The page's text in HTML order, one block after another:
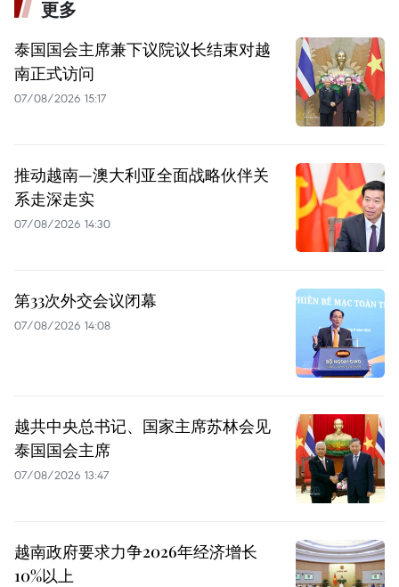
更多
泰国国会主席兼下议院议长结束对越
南正式访问
07/08/2026 15:17
推动越南—澳大利亚全面战略伙伴关
系走深走实
07/08/2026 14:30
第33次外交会议闭幕
07/08/2026 14:08
越共中央总书记、国家主席苏林会见
泰国国会主席
07/08/2026 13:47
越南政府要求力争2026年经济增长
10%以上